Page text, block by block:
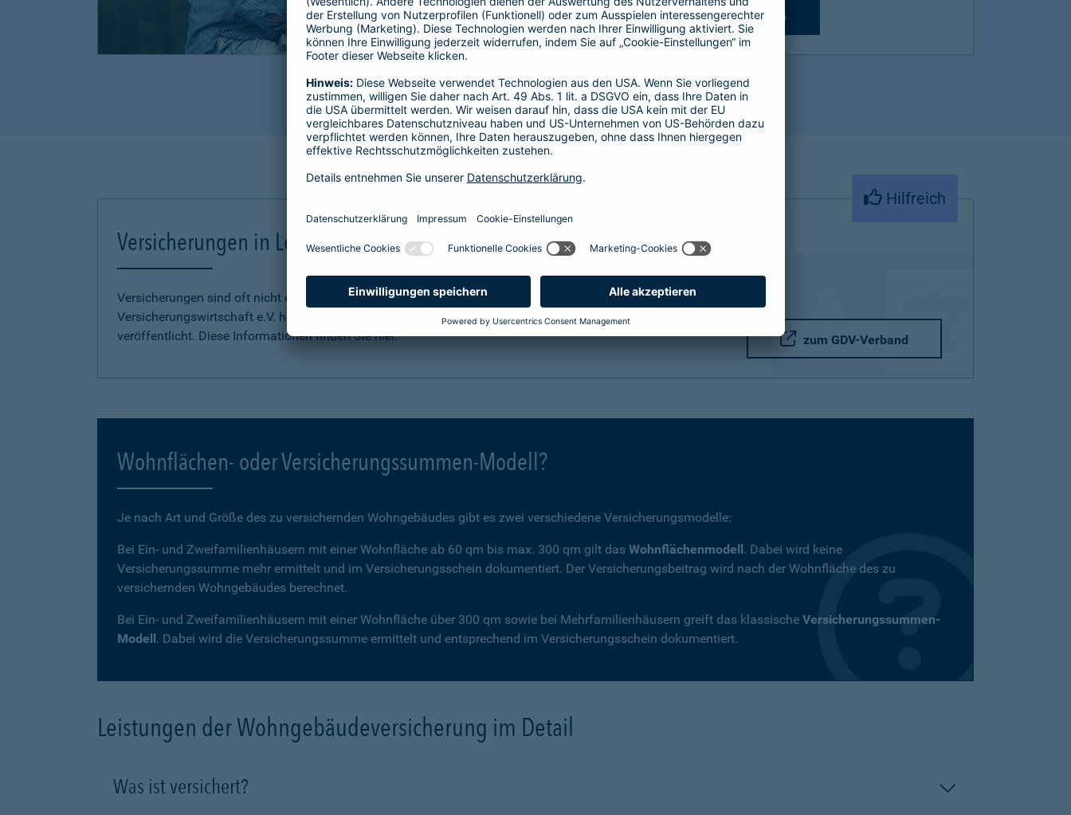
weitere Lösungen für Familien
Hilfreich
Versicherungen in Leichter Sprache erklärt
Versicherungen sind oft nicht einfach zu verstehen. Der Gesamtverband der Deutschen
Versicherungswirtschaft e.V. hat
Informationen in Leichter Sprache zu diversen Versicherungen
veröffentlicht. Diese Informationen finden Sie hier.
zum GDV-Verband
Wohnflächen- oder Versicherungssummen-Modell?
Je nach Art und Größe des zu versichernden Wohngebäudes gibt es zwei verschiedene Versicherungsmodelle:
Bei Ein- und Zweifamilienhäusern mit einer Wohnfläche ab 60 qm bis max. 300 qm gilt das Wohnflächenmodell. Dabei wird keine
Versicherungssumme mehr ermittelt und im Versicherungsschein dokumentiert. Der Versicherungsbeitrag wird nach der Wohnfläche des zu
versichernden Wohngebäudes berechnet.
Bei Ein- und Zweifamilienhäusern mit einer Wohnfläche über 300 qm sowie bei Mehrfamilienhäusern greift das klassische Versicherungssummen-
Modell. Dabei wird die Versicherungssumme ermittelt und entsprechend im Versicherungsschein dokumentiert.
Leistungen der Wohngebäudeversicherung im Detail
Was ist versichert?